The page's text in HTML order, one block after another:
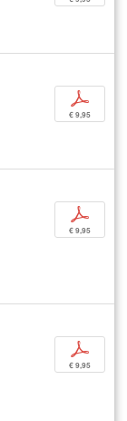
p
€ 9,95
p
€ 9,95
p
€ 9,95